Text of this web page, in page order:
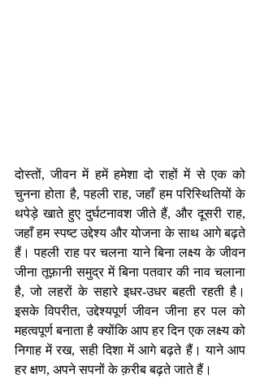
दोस्तों, जीवन में हमें हमेशा दो राहों में से एक को
चुनना होता है, पहली राह, जहाँ हम परिस्थितियों के
थपेड़े खाते हुए दुर्घटनावश जीते हैं, और दूसरी राह,
जहाँ हम स्पष्ट उद्देश्य और योजना के साथ आगे बढ़ते
हैं। पहली राह पर चलना याने बिना लक्ष्य के जीवन
जीना तूफ़ानी समुद्र में बिना पतवार की नाव चलाना
है, जो लहरों के सहारे इधर-उधर बहती रहती है।
इसके विपरीत, उद्देश्यपूर्ण जीवन जीना हर पल को
महत्वपूर्ण बनाता है क्योंकि आप हर दिन एक लक्ष्य को
निगाह में रख, सही दिशा में आगे बढ़ते हैं। याने आप
हर क्षण, अपने सपनों के क़रीब बढ़ते जाते हैं।